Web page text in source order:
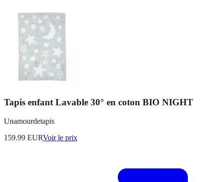
Tapis enfant Lavable 30° en coton BIO NIGHT
Unamourdetapis
159.99 EURVoir le prix